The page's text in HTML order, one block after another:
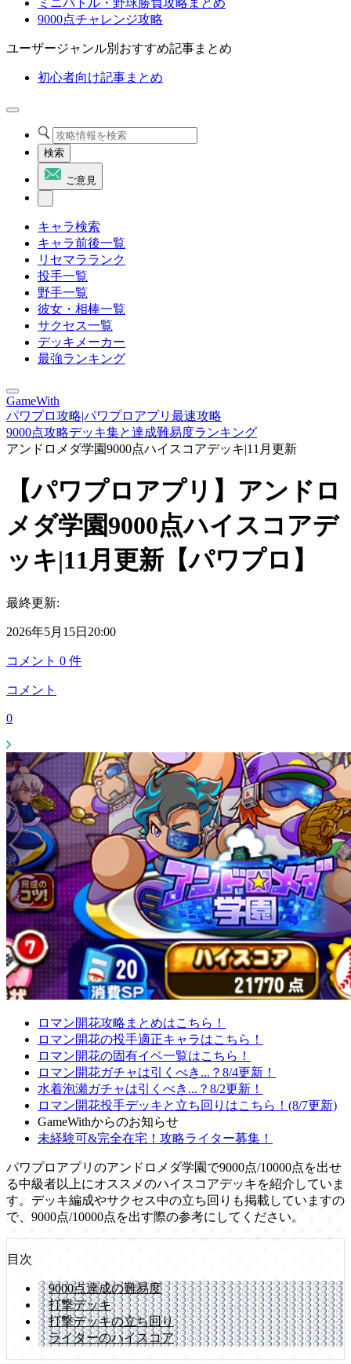
ミニバトル・野球勝負攻略まとめ
9000点チャレンジ攻略
ユーザージャンル別おすすめ記事まとめ
初心者向け記事まとめ
検索
ご意見
キャラ検索
キャラ前後一覧
リセマラランク
投手一覧
野手一覧
彼女・相棒一覧
サクセス一覧
デッキメーカー
最強ランキング
GameWith
パワプロ攻略|パワプロアプリ最速攻略
9000点攻略デッキ集と達成難易度ランキング
アンドロメダ学園9000点ハイスコアデッキ|11月更新
【パワプロアプリ】アンドロ
メダ学園9000点ハイスコアデ
ッキ|11月更新【パワプロ】
最終更新:
2026年5月15日20:00
コメント 0 件
コメント
0
ロマン開花攻略まとめはこちら！
ロマン開花の投手適正キャラはこちら！
ロマン開花の固有イベ一覧はこちら！
ロマン開花ガチャは引くべき...？8/4更新！
水着泡瀬ガチャは引くべき...？8/2更新！
ロマン開花投手デッキと立ち回りはこちら！(8/7更新)
GameWithからのお知らせ
未経験可&完全在宅！攻略ライター募集！
パワプロアプリのアンドロメダ学園で9000点/10000点を出せ
る中級者以上にオススメのハイスコアデッキを紹介していま
す。デッキ編成やサクセス中の立ち回りも掲載していますの
で、9000点/10000点を出す際の参考にしてください。
目次
9000点達成の難易度
打撃デッキ
打撃デッキの立ち回り
ライターのハイスコア